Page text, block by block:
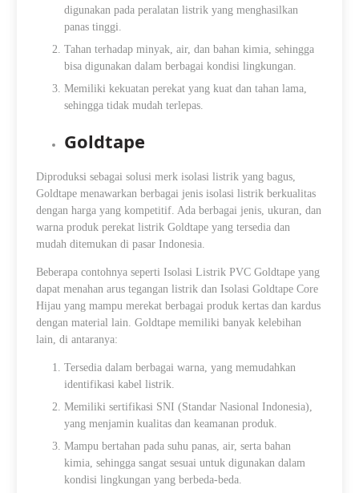
digunakan pada peralatan listrik yang menghasilkan
panas tinggi.
Tahan terhadap minyak, air, dan bahan kimia, sehingga
bisa digunakan dalam berbagai kondisi lingkungan.
Memiliki kekuatan perekat yang kuat dan tahan lama,
sehingga tidak mudah terlepas.
Goldtape
Diproduksi sebagai solusi merk isolasi listrik yang bagus,
Goldtape menawarkan berbagai jenis isolasi listrik berkualitas
dengan harga yang kompetitif. Ada berbagai jenis, ukuran, dan
warna produk perekat listrik Goldtape yang tersedia dan
mudah ditemukan di pasar Indonesia.
Beberapa contohnya seperti Isolasi Listrik PVC Goldtape yang
dapat menahan arus tegangan listrik dan Isolasi Goldtape Core
Hijau yang mampu merekat berbagai produk kertas dan kardus
dengan material lain. Goldtape memiliki banyak kelebihan
lain, di antaranya:
Tersedia dalam berbagai warna, yang memudahkan
identifikasi kabel listrik.
Memiliki sertifikasi SNI (Standar Nasional Indonesia),
yang menjamin kualitas dan keamanan produk.
Mampu bertahan pada suhu panas, air, serta bahan
kimia, sehingga sangat sesuai untuk digunakan dalam
kondisi lingkungan yang berbeda-beda.